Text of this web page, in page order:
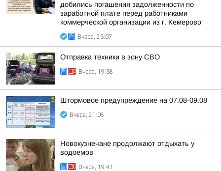
добились погашения задолженности по
заработной плате перед работниками
коммерческой организации из г. Кемерово
Вчера, 23:07
Отправка техники в зону СВО
Вчера, 19:38
Штормовое предупреждение на 07.08-09.08
Вчера, 21:08
Новокузнечане продолжают отдыхать у
водоемов
Вчера, 19:41